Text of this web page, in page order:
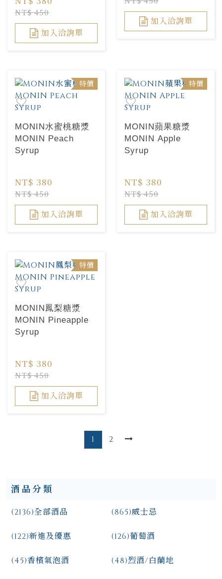
NT$ 450
加入洽詢單
加入洽詢單
特價
MONIN水蜜桃糖漿
MONIN Peach
Syrup
NT$ 380
NT$ 450
加入洽詢單
特價
MONIN蘋果糖漿
MONIN Apple
Syrup
NT$ 380
NT$ 450
加入洽詢單
特價
MONIN鳳梨糖漿
MONIN Pineapple
Syrup
NT$ 380
NT$ 450
加入洽詢單
1 2
酒品分類
全部酒品
(2136) 威士忌
(865)
新進及優惠
(122) 葡萄酒
(126)
香檳氣泡酒
(45) 烈酒/白蘭地
(48)